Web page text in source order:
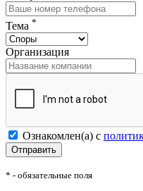
Тема *
Организация
Ознакомлен(а) с
Отправить
* - обязательные поля